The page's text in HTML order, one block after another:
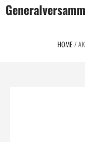
HOME/